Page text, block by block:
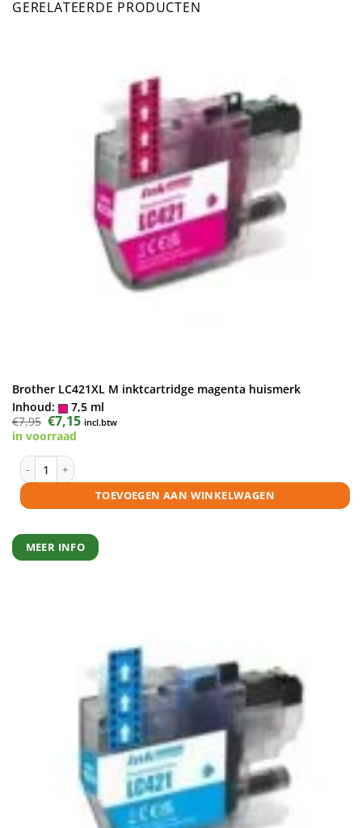
GERELATEERDE PRODUCTEN
Brother LC421XL M inktcartridge magenta huismerk
Inhoud:
7,5 ml
€7,95 Oorspronkelijke
prijs
was:
€7,15Huidige
prijs
incl.btw
in voorraad
Brother LC421XL M inktcartridge magenta huismerk aantal
TOEVOEGEN AAN WINKELWAGEN
MEER INFO